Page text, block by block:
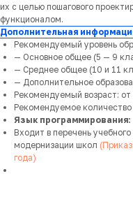
их с целью пошагового
функционалом.
Дополнительная
Рекомендуемый уровень
— Основное общее (5 — 9
— Среднее общее (10 и 11
— Дополнительное
Рекомендуемый возраст: от
Рекомендуемое
Язык программирования:
Входит в перечень
модернизации школ
года)